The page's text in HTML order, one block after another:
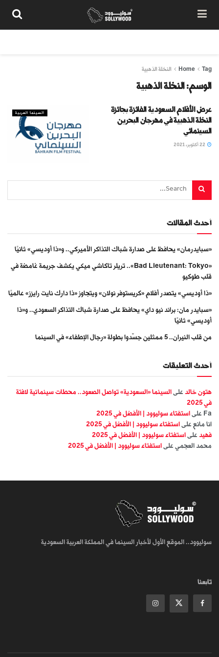
Home Tag النخلة الذهبية
الوسم:النخلة الذهبية
السينما العربية
عرض الأفلام السعودية الفائزة بجائزة
النخلة الذهبية في مهرجان البحرين
السينمائي
أحدث المقالات
«سبايدرمان» يحافظ على صدارة شباك التذاكر الأميركي.. و«ذا أوديسي» ثانيًا
«Bad Lieutenant: Tokyo».. تريلر تاكاشي ميكي يكشف جريمة غامضة في
قلب طوكيو
«ذا أوديسي» يتصدر أفلام «كريستوفر نولان» ويتجاوز «ذا دارك نايت رايزز» عالميًا
«سبايدر مان: براند نيو داي» يحافظ على صدارة شباك التذاكر السعودي.. و«ذا
أوديسي» ثانيًا
من قلب النيران.. 5 ممثلين جسّدوا بطولة «رجال الإطفاء» في السينما
أحدث التعليقات
هتون خالد على السينما «السعودية» تواصل الصعود.. محطات سينمائية لافتة
في 2025
Fa على استفتاء سوليوود | الأفضل في 2025
انا مانع على استفتاء سوليوود | الأفضل في 2025
فهيد على استفتاء سوليوود | الأفضل في 2025
محمد العجمي على استفتاء سوليوود | الأفضل في 2025
سوليوود.. الموقع الأول لأخبار السينما في المملكة العربية السعودية
تابعنا